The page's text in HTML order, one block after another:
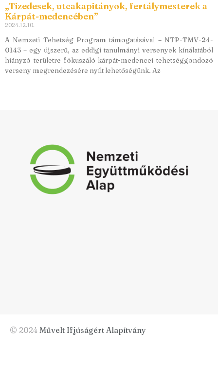
„Tizedesek, utcakapitányok, fertálymesterek a
Kárpát-medencében”
2024.12.10.
A Nemzeti Tehetség Program támogatásával – NTP-TMV-24-
0143 – egy újszerű, az eddigi tanulmányi versenyek kínálatából
hiányzó területre fókuszáló kárpát-medencei tehetséggondozó
verseny megrendezésére nyílt lehetőségünk. Az
© 2024 Művelt Ifjúságért Alapítvány